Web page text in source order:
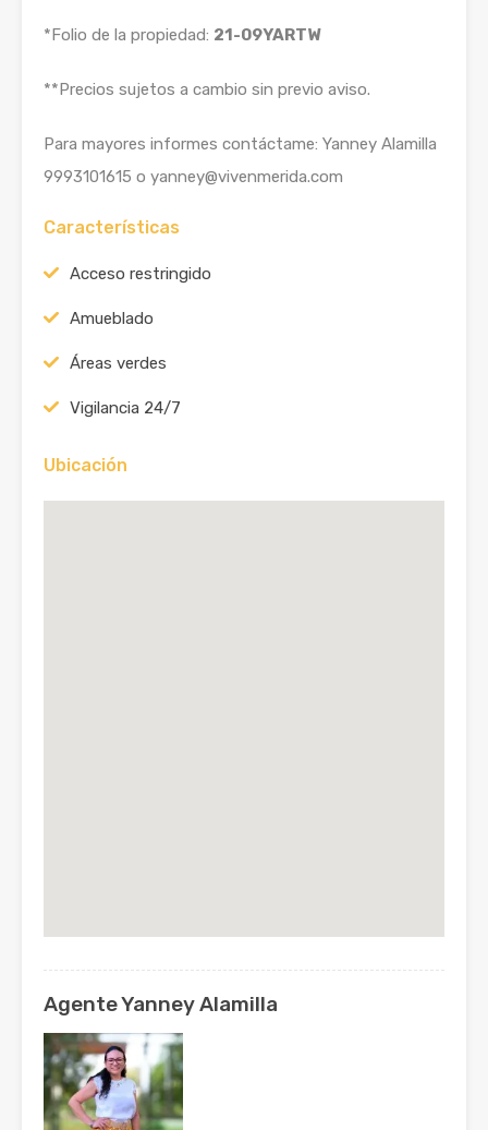
*Folio de la propiedad: 21-09YARTW
**Precios sujetos a cambio sin previo aviso.
Para mayores informes contáctame: Yanney Alamilla
9993101615 o yanney@vivenmerida.com
Características
Acceso restringido
Amueblado
Áreas verdes
Vigilancia 24/7
Ubicación
Agente Yanney Alamilla